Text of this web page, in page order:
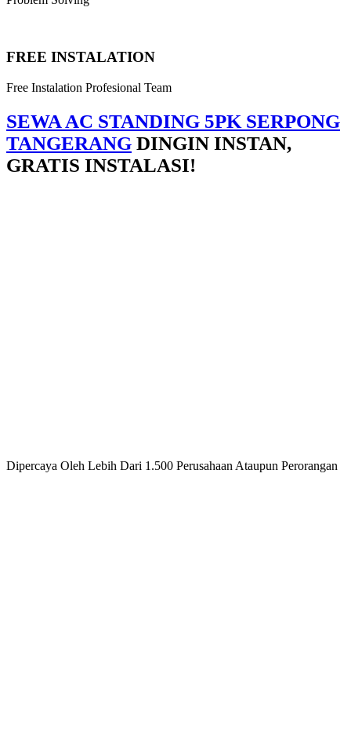
FREE INSTALATION
Free Instalation Profesional Team
SEWA AC STANDING 5PK SERPONG
TANGERANG DINGIN INSTAN,
GRATIS INSTALASI!
Dipercaya Oleh Lebih Dari 1.500 Perusahaan Ataupun Perorangan